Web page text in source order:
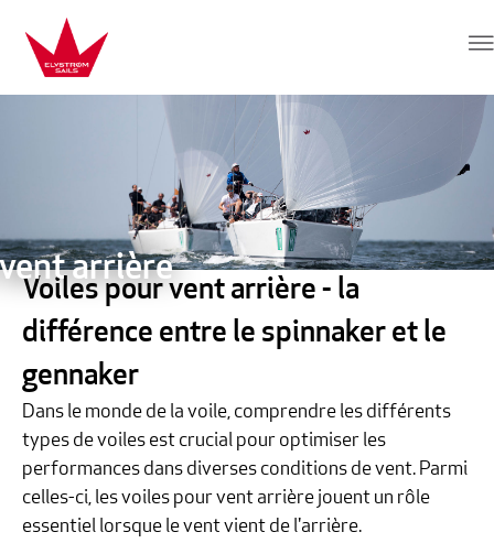
Aller au contenu
Elvstrøm Sails
arrière
Voiles pour vent arrière - la
différence entre le spinnaker et le
gennaker
Dans le monde de la voile, comprendre les différents
types de voiles est crucial pour optimiser les
performances dans diverses conditions de vent. Parmi
celles-ci, les voiles pour vent arrière jouent un rôle
essentiel lorsque le vent vient de l'arrière.